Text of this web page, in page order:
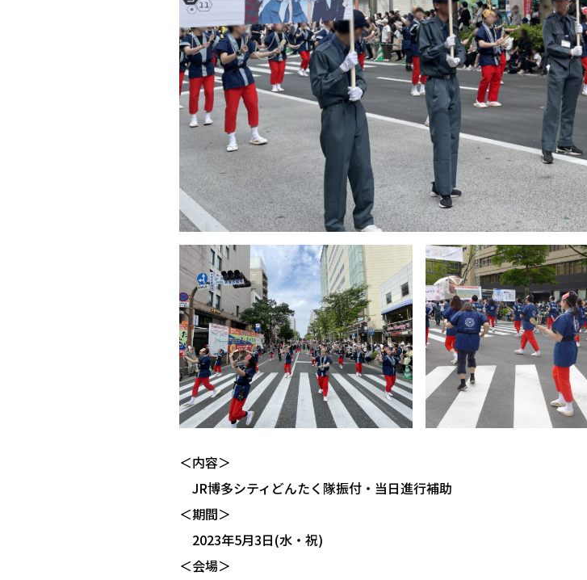
＜内容＞
JR博多シティどんたく隊振付・当日進行補助
＜期間＞
2023年5月3日(水・祝)
＜会場＞